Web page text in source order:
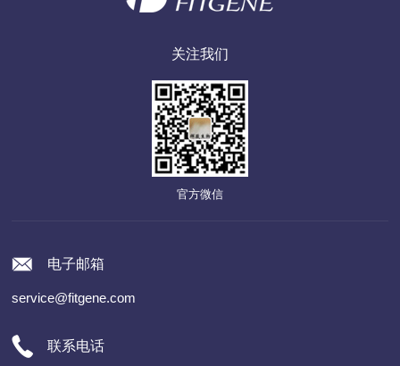
关注我们
官方微信
电子邮箱
service@fitgene.com
联系电话